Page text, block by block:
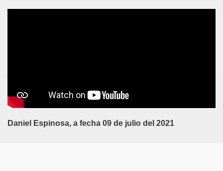
Daniel Espinosa, a fecha 09 de julio del 2021